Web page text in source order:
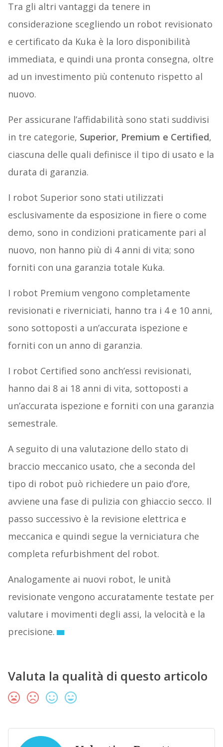
Tra gli altri vantaggi da tenere in
considerazione scegliendo un robot revisionato
e certificato da Kuka è la loro disponibilità
immediata, e quindi una pronta consegna, oltre
ad un investimento più contenuto rispetto al
nuovo.
Per assicurane l’affidabilità sono stati suddivisi
in tre categorie, Superior, Premium e Certified,
ciascuna delle quali definisce il tipo di usato e la
durata di garanzia.
I robot Superior sono stati utilizzati
esclusivamente da esposizione in fiere o come
demo, sono in condizioni praticamente pari al
nuovo, non hanno più di 4 anni di vita; sono
forniti con una garanzia totale Kuka.
I robot Premium vengono completamente
revisionati e riverniciati, hanno tra i 4 e 10 anni,
sono sottoposti a un’accurata ispezione e
forniti con un anno di garanzia.
I robot Certified sono anch’essi revisionati,
hanno dai 8 ai 18 anni di vita, sottoposti a
un’accurata ispezione e forniti con una garanzia
semestrale.
A seguito di una valutazione dello stato di
braccio meccanico usato, che a seconda del
tipo di robot può richiedere un paio d’ore,
avviene una fase di pulizia con ghiaccio secco. Il
passo successivo è la revisione elettrica e
meccanica e quindi segue la verniciatura che
completa refurbishment del robot.
Analogamente ai nuovi robot, le unità
revisionate vengono accuratamente testate per
valutare i movimenti degli assi, la velocità e la
precisione.
Valuta la qualità di questo articolo